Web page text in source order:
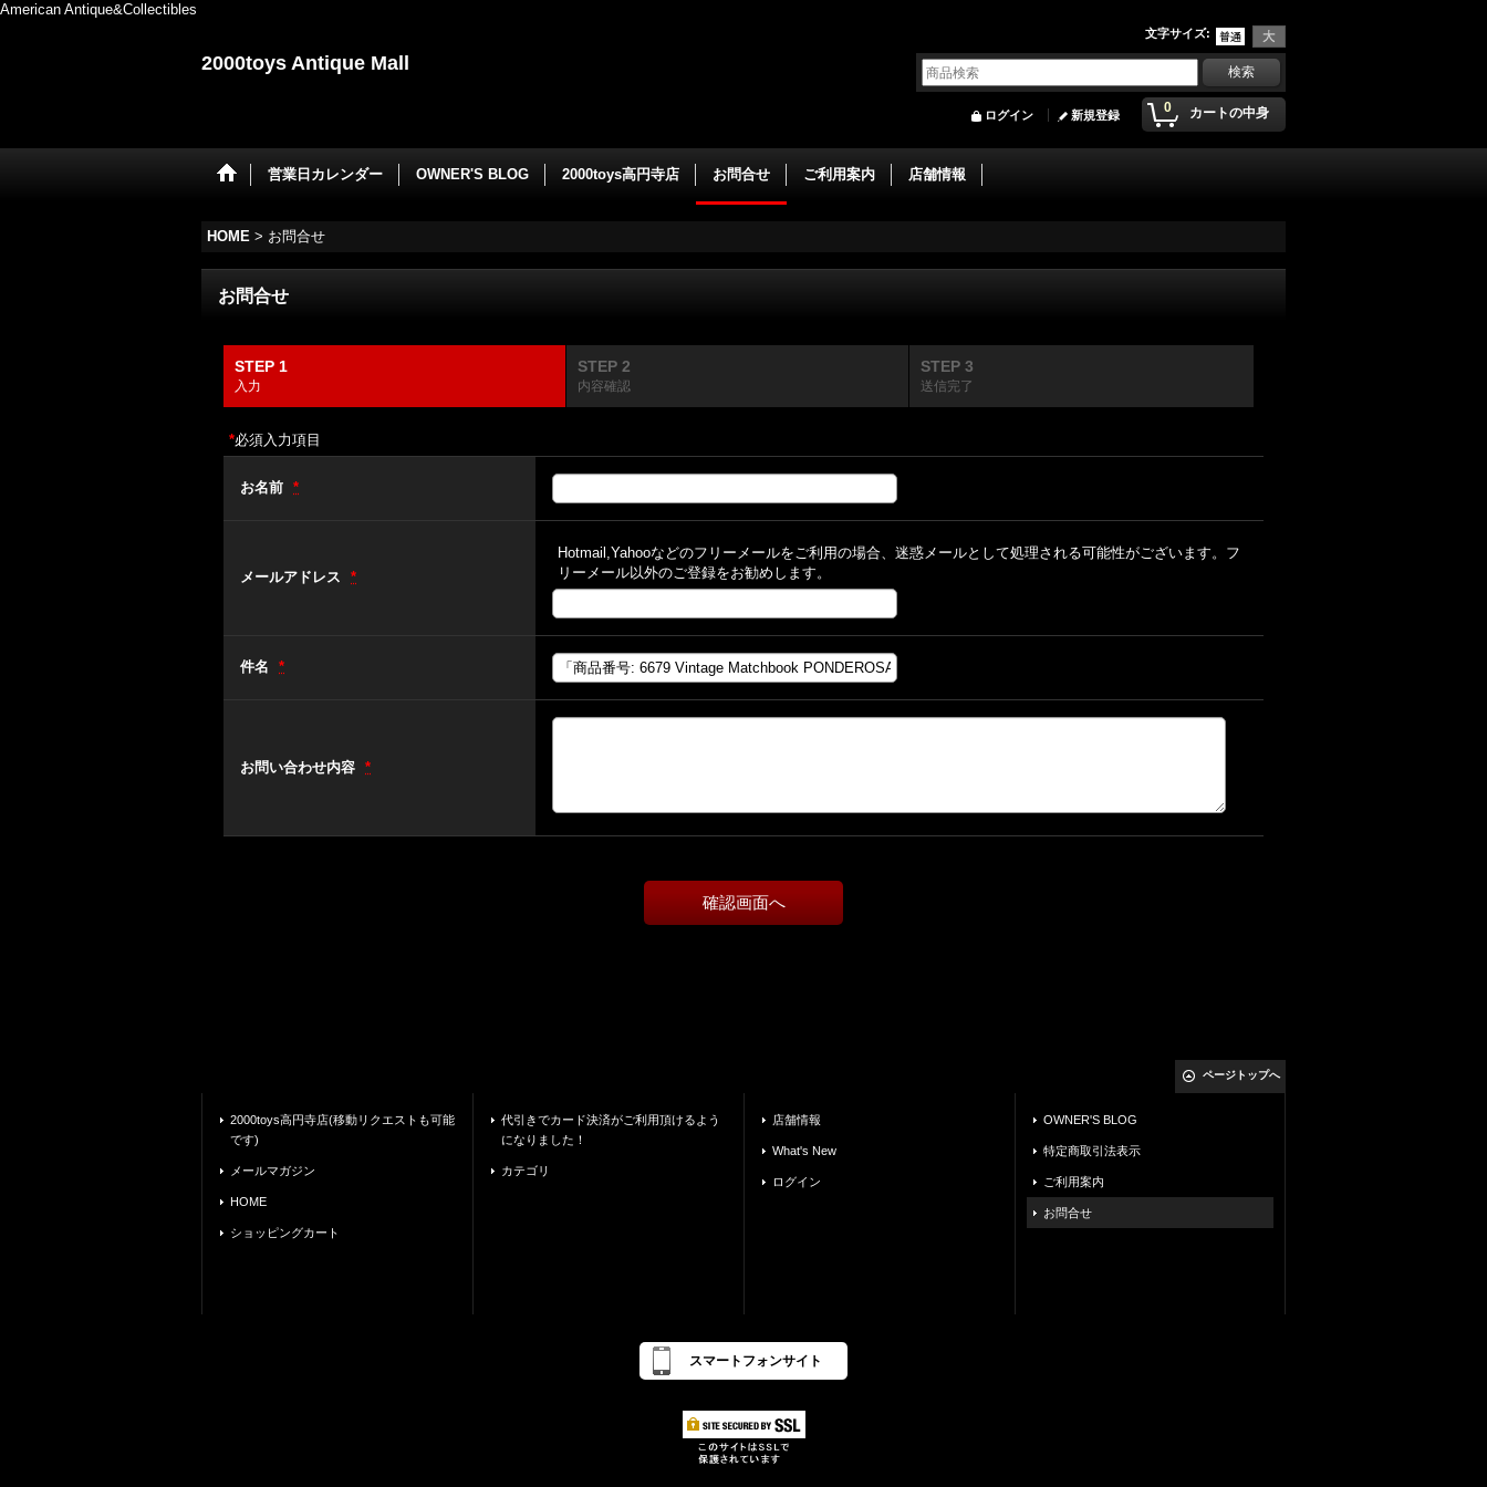
American Antique&Collectibles
文字サイズ:
2000toys Antique Mall
0 カートの中身
ログイン 新規登録
営業日カレンダー OWNER'S BLOG 2000toys高円寺店 お問合せ ご利用案内 店舗情報
HOME > お問合せ
お問合せ
STEP 1
入力
STEP 2
内容確認
STEP 3
送信完了
*必須入力項目
お名前 *
メールアドレス *
Hotmail,Yahooなどのフリーメールをご利用の場合、迷惑メールとして処理される可能性がございます。フ
リーメール以外のご登録をお勧めします。
件名 *
お問い合わせ内容 *
ページトップへ
2000toys高円寺店(移動リクエストも可能
です)
メールマガジン
HOME
ショッピングカート
代引きでカード決済がご利用頂けるよう
になりました！
カテゴリ
店舗情報
What's New
ログイン
OWNER'S BLOG
特定商取引法表示
ご利用案内
お問合せ
スマートフォンサイト